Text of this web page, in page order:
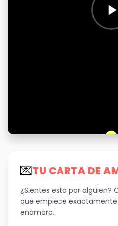
💌TU CARTA DE
¿Sientes esto por alguien?
que empiece exactamente
enamora.